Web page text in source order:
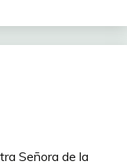
Señora de la